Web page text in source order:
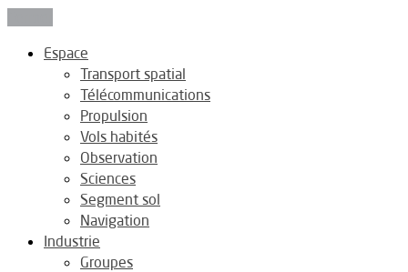
Espace
Transport spatial
Télécommunications
Propulsion
Vols habités
Observation
Sciences
Segment sol
Navigation
Industrie
Groupes